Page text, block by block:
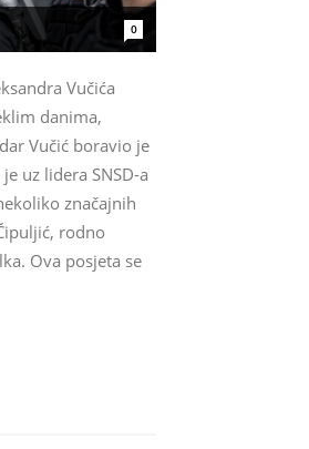
0
Vučića
danima,
Vučić boravio je
uz lidera SNSD-a
značajnih
rodno
Ova posjeta se